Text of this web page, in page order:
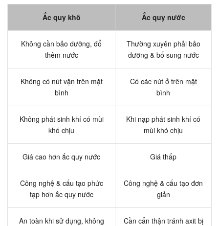
Ắc quy khô Ắc quy nước
Không cần bảo dưỡng, đổ
thêm nước
Thường xuyên phải bảo
dưỡng & bổ sung nước
Không có nút vặn trên mặt
bình
Có các nút ở trên mặt
bình
Không phát sinh khí có mùi
khó chịu
Khi nạp phát sinh khí có
mùi khó chịu
Giá cao hơn ắc quy nước Giá thấp
Công nghệ & cấu tạo phức
tạp hơn ắc quy nước
Công nghệ & cấu tạo đơn
giản
An toàn khi sử dụng, không
Cần cẩn thận tránh axit bị